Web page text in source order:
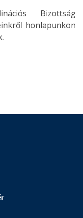
Bizottság
honlapunkon